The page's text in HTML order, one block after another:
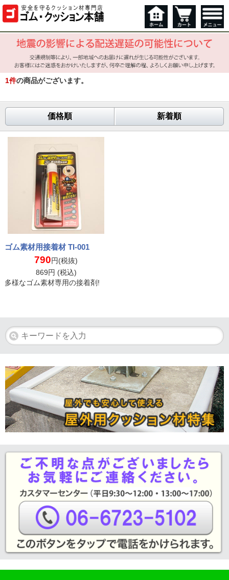
1件の商品がございます。
価格順 新着順
ゴム素材用接着材 TI-001
790円(税抜)
869円 (税込)
多様なゴム素材専用の接着剤!